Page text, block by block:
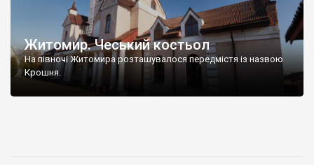
Житомир. Чеський костьол
На півночі Житомира розташувалося передмістя із назвою
Крошня.